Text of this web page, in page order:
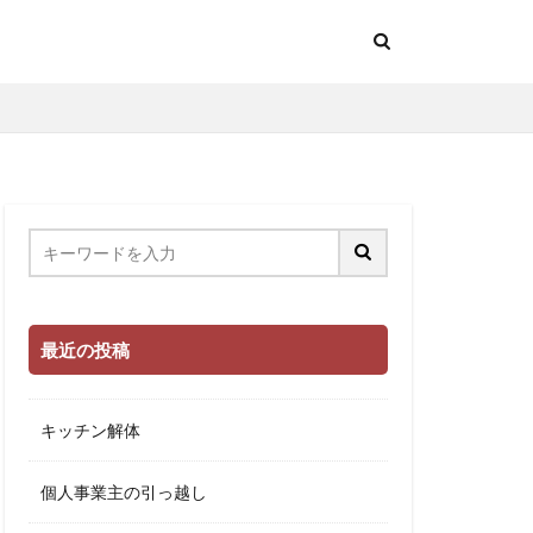
最近の投稿
キッチン解体
個人事業主の引っ越し